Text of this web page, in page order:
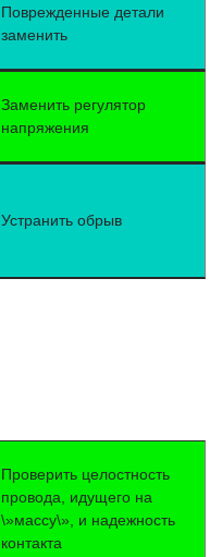
Поврежденные детали
заменить
Заменить регулятор
напряжения
Устранить обрыв
Проверить целостность
провода, идущего на
\»массу\», и надежность
контакта